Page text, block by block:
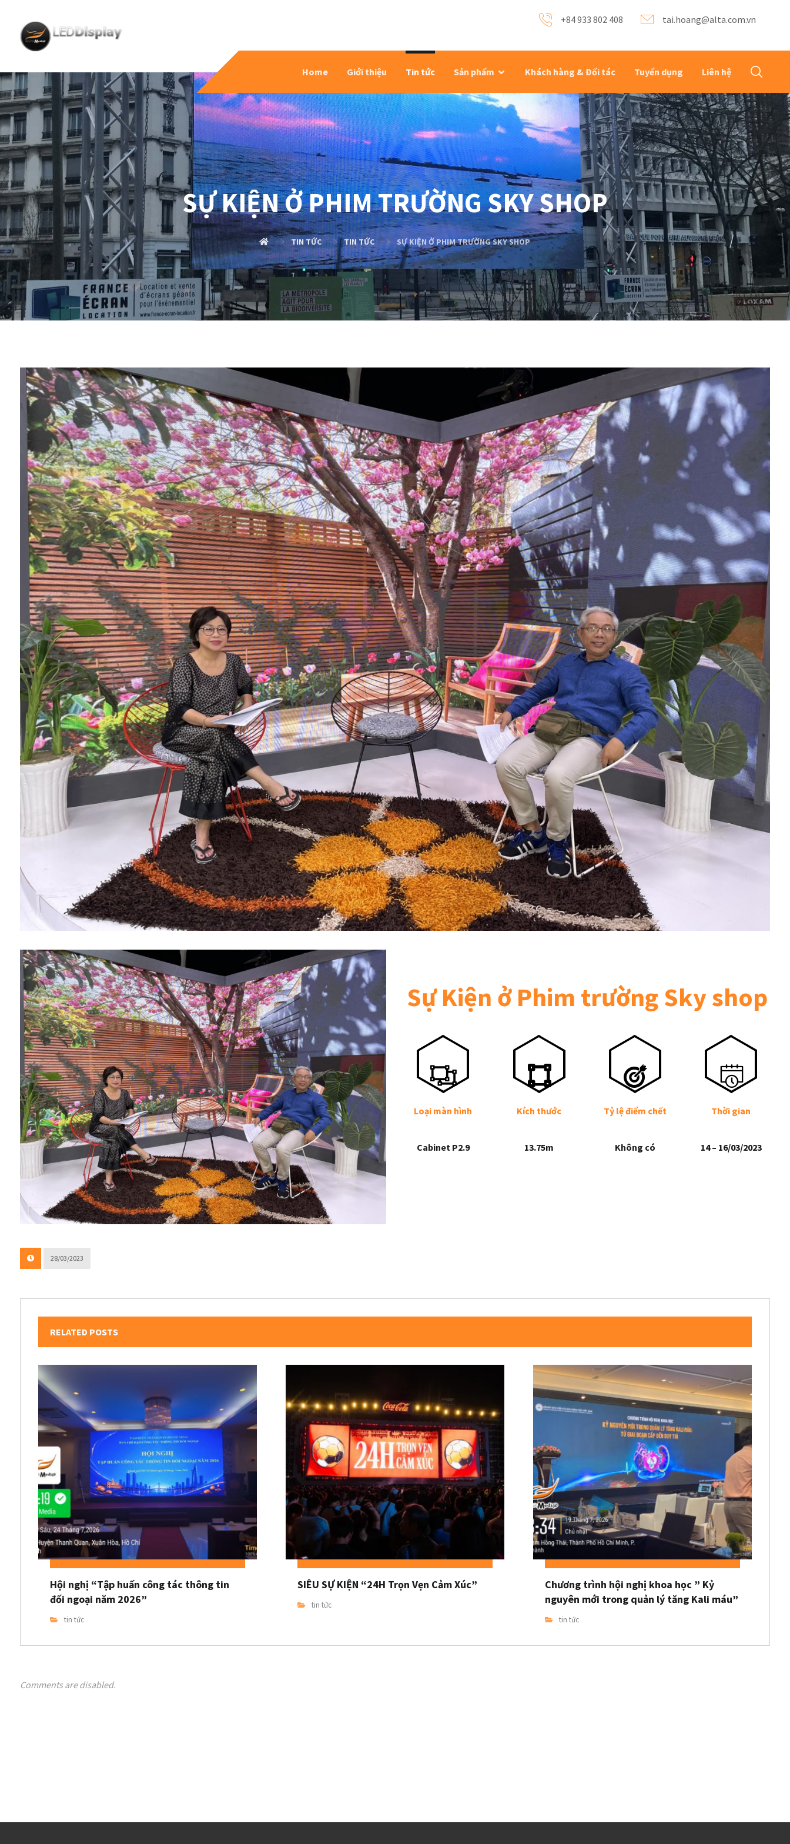
tai.hoang@alta.com.vn
+84 933 802 408
Home Giới thiệu Tin tức Sản phẩm Khách hàng & Đối tác Tuyển dụng Liên hệ
SỰ KIỆN Ở PHIM TRƯỜNG SKY SHOP
TIN TỨC TIN TỨC SỰ KIỆN Ở PHIM TRƯỜNG SKY SHOP
Sự Kiện ở Phim trường Sky shop
Loại màn hình
Cabinet P2.9
Kích thước
13.75m
Tỷ lệ điểm chết
Không có
Thời gian
14 – 16/03/2023
28/03/2023
RELATED POSTS
Hội nghị “Tập huấn công tác thông tin
đối ngoại năm 2026”
tin tức
SIÊU SỰ KIỆN “24H Trọn Vẹn Cảm Xúc”
tin tức
Chương trình hội nghị khoa học ” Kỷ
nguyên mới trong quản lý tăng Kali máu”
tin tức
Comments are disabled.